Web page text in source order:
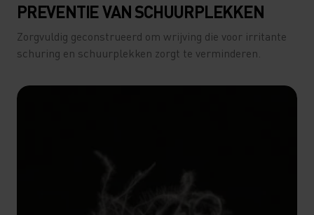
PREVENTIE VAN SCHUURPLEKKEN
Zorgvuldig geconstrueerd om wrijving die voor irritante
schuring en schuurplekken zorgt te verminderen.